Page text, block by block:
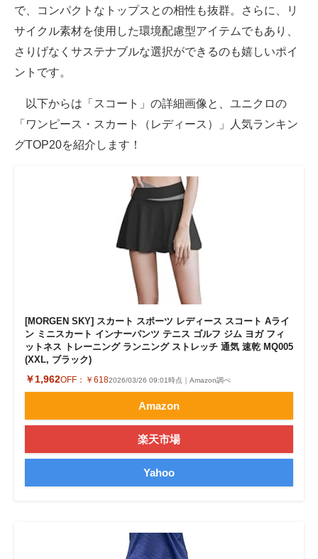
で、コンパクトなトップスとの相性も抜群。さらに、リ
サイクル素材を使用した環境配慮型アイテムでもあり、
さりげなくサステナブルな選択ができるのも嬉しいポイ
ントです。
以下からは「スコート」の詳細画像と、ユニクロの
「ワンピース・スカート（レディース）」人気ランキン
グTOP20を紹介します！
[MORGEN SKY] スカート スポーツ レディース スコート Aライ
ン ミニスカート インナーパンツ テニス ゴルフ ジム ヨガ フィ
ットネス トレーニング ランニング ストレッチ 通気 速乾 MQ005
(XXL, ブラック)
￥1,962OFF： ￥6182026/03/26 09:01時点｜Amazon調べ
Amazon
楽天市場
Yahoo